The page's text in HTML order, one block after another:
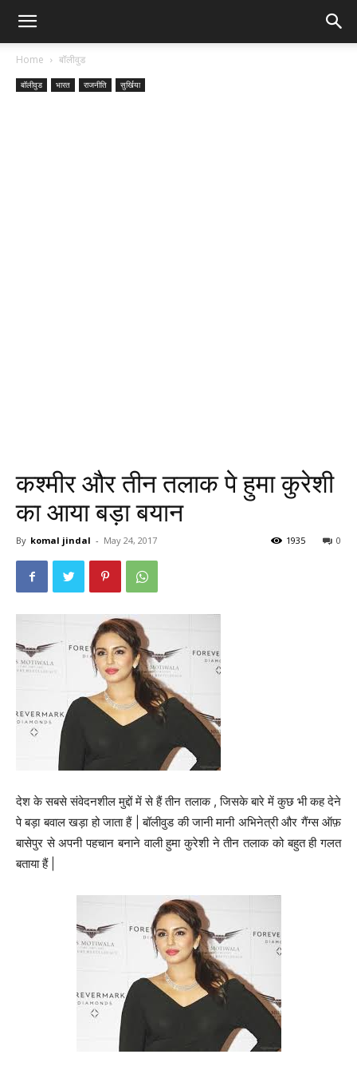
Home बॉलीवुड
बॉलीवुड भारत राजनीति सुर्खिया
कश्मीर और तीन तलाक पे हुमा कुरेशी
का आया बड़ा बयान
By komal jindal - May 24, 2017 0
1935
देश के सबसे संवेदनशील मुद्दों में से हैं तीन तलाक , जिसके बारे में कुछ भी कह देने
पे बड़ा बवाल खड़ा हो जाता हैं | बॉलीवुड की जानी मानी अभिनेत्री और गैंग्स ऑफ़
बासेपुर से अपनी पहचान बनाने वाली हुमा कुरेशी ने तीन तलाक को बहुत ही गलत
बताया हैं |